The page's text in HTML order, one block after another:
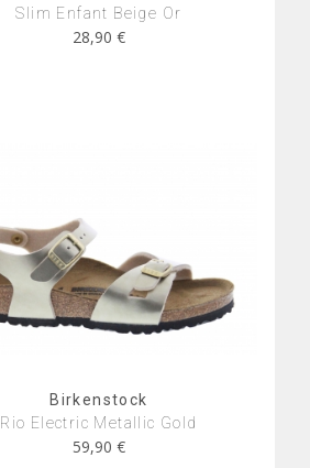
Slim Enfant Beige Or
28,90 €
Birkenstock
Rio Electric Metallic Gold
59,90 €